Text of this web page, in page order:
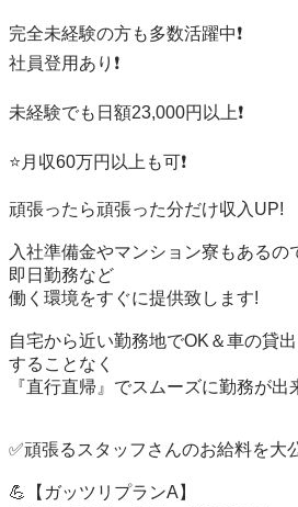
完全未経験の方も多数活躍中❗️
社員登用あり❗️
未経験でも日額23,000円以上❗️
⭐️月収60万円以上も可❗️
頑張ったら頑張った分だけ収入UP!
入社準備金やマンション寮もあるの
即日勤務など
働く環境をすぐに提供致します!
自宅から近い勤務地でOK＆車の貸
することなく
『直行直帰』でスムーズに勤務が出
✅頑張るスタッフさんのお給料を大
💪【ガッツリプランA】